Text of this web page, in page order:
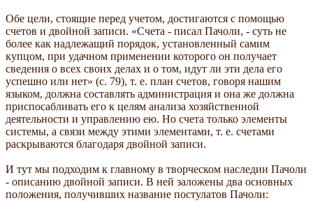
Обе цели, стоящие перед учетом, достигаются с помощью
счетов и двойной записи. «Счета - писал Пачоли, - суть не
более как надлежащий порядок, установленный самим
купцом, при удачном применении которого он получает
сведения о всех своих делах и о том, идут ли эти дела его
успешно или нет» (с. 79), т. е. план счетов, говоря нашим
языком, должна составлять администрация и она же должна
приспосабливать его к целям анализа хозяйственной
деятельности и управлению ею. Но счета только элементы
системы, а связи между этими элементами, т. е. счетами
раскрываются благодаря двойной записи.
И тут мы подходим к главному в творческом наследии Пачоли
- описанию двойной записи. В ней заложены два основных
положения, получивших название постулатов Пачоли: